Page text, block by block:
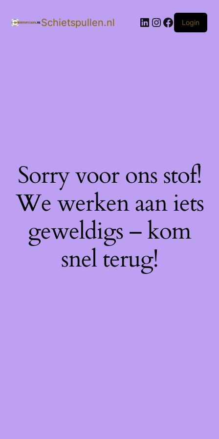
Schietspullen.nl LinkedIn
Instagram
Facebook
Login
Sorry voor ons stof!
We werken aan iets
geweldigs – kom
snel terug!